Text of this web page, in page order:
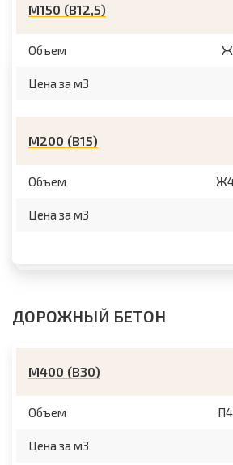
М150 (B12,5)
Объем
Цена за м3
М200 (B15)
Объем Ж4
Цена за м3
ДОРОЖНЫЙ БЕТОН
М400 (B30)
Объем
Цена за м3